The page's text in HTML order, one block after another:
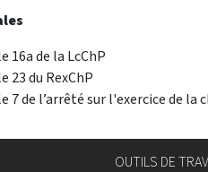
16a de la LcChP
23 du RexChP
7 de l’arrêté sur l'exercice de la
OUTILS DE